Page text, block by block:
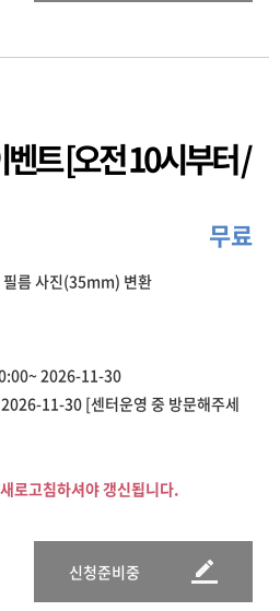
트 [오전 10시부터 /
무료
름 사진(35mm) 변환
2026-11-30
11-30 [센터운영 중 방문해주세
로고침하셔야 갱신됩니다.
신청준비중